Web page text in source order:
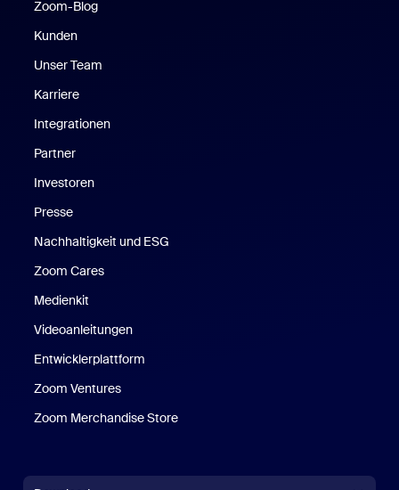
Zoom-Blog
Kunden
Unser Team
Karriere
Integrationen
Partner
Investoren
Presse
Nachhaltigkeit und ESG
Zoom Cares
Medienkit
Videoanleitungen
Entwicklerplattform
Zoom Ventures
Zoom Merchandise Store